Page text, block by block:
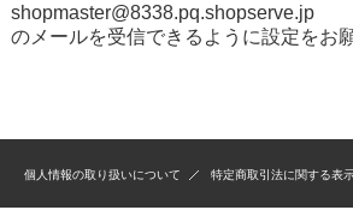
shopmaster@8338.pq.shopserve.jp
のメールを受信できるように設定をお
個人情報の取り扱いについて 特定商取引法に関する表